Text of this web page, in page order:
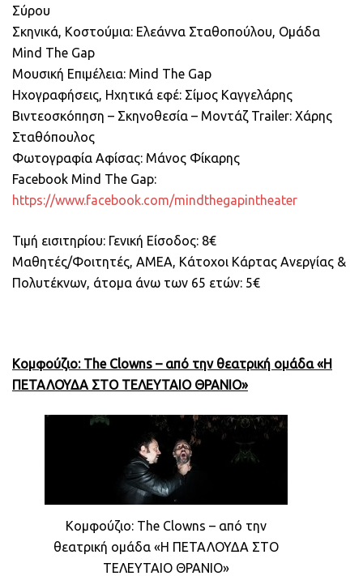
Σύρου
Σκηνικά, Κοστούμια: Ελεάννα Σταθοπούλου, Ομάδα
Mind The Gap
Μουσική Επιμέλεια: Mind The Gap
Ηχογραφήσεις, Ηχητικά εφέ: Σίμος Καγγελάρης
Βιντεοσκόπηση – Σκηνοθεσία – Μοντάζ Trailer: Χάρης
Σταθόπουλος
Φωτογραφία Αφίσας: Μάνος Φίκαρης
Facebook Mind The Gap:
https://www.facebook.com/mindthegapintheater
Τιμή εισιτηρίου: Γενική Είσοδος: 8€
Μαθητές/Φοιτητές, ΑΜΕΑ, Κάτοχοι Κάρτας Ανεργίας &
Πολυτέκνων, άτομα άνω των 65 ετών: 5€
Κομφούζιο: The Clowns – από την θεατρική ομάδα «Η
ΠΕΤΑΛΟΥΔΑ ΣΤΟ ΤΕΛΕΥΤΑΙΟ ΘΡΑΝΙΟ»
Κομφούζιο: The Clowns – από την
θεατρική ομάδα «Η ΠΕΤΑΛΟΥΔΑ ΣΤΟ
ΤΕΛΕΥΤΑΙΟ ΘΡΑΝΙΟ»